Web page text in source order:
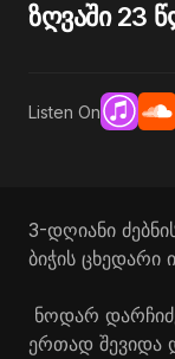
ზღვაში 23
Listen On
3-დღიანი
ბიჭის ცხედარი
ნოდარ
ერთად შევიდა